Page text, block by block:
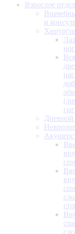
Взрослое
и
Дневной